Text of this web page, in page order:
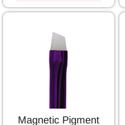
Magnetic Pigment